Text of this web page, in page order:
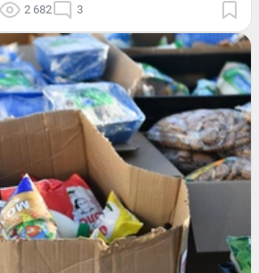
2 682 3